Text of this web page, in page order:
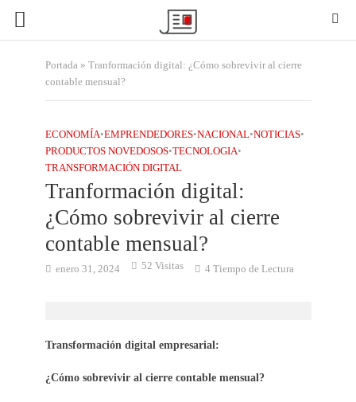
Portada» Tranformación digital: ¿Cómo sobrevivir al cierre
contable mensual?
ECONOMÍA•EMPRENDEDORES•NACIONAL•NOTICIAS•
PRODUCTOS NOVEDOSOS•TECNOLOGIA•
TRANSFORMACIÓN DIGITAL
Tranformación digital:
¿Cómo sobrevivir al cierre
contable mensual?
enero 31, 2024 52 Visitas 4 Tiempo de Lectura
Transformación digital empresarial:
¿Cómo sobrevivir al cierre contable mensual?